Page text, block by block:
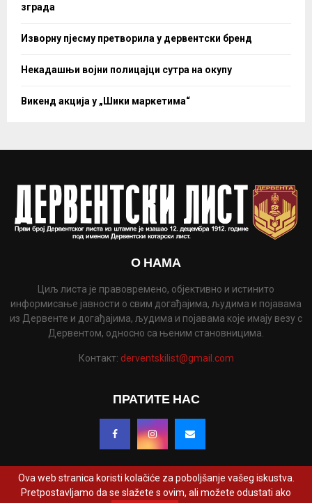
зграда
Изворну пјесму претворила у дервентски бренд
Некадашњи војни полицајци сутра на окупу
Викенд акција у „Шики маркетима“
О НАМА
Циљ листа је правовремено, објективно и истинито
информисање јавности о свим догађајима, људима и појавама
из Дервенте и догађајима, људима и појавама које имају везу с
Дервентом, односно са њеним становницима.
Контакт: derventskilist@gmail.com
ПРАТИТЕ НАС
@2022 - www.derventskilist.net. Сва права задржана. Дизајнирао и развио
Ova web stranica koristi kolačiće za poboljšanje vašeg iskustva.
Pretpostavljamo da se slažete s ovim, ali možete odustati ako